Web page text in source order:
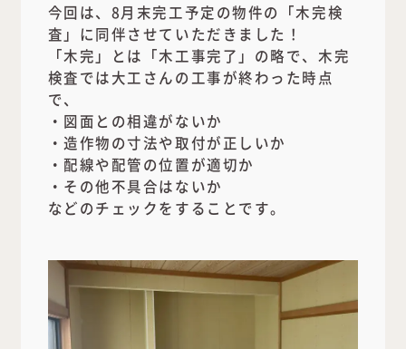
今回は、8月末完工予定の物件の「木完検
査」に同伴させていただきました！
「木完」とは「木工事完了」の略で、木完
検査では大工さんの工事が終わった時点
で、
・図面との相違がないか
・造作物の寸法や取付が正しいか
・配線や配管の位置が適切か
・その他不具合はないか
などのチェックをすることです。